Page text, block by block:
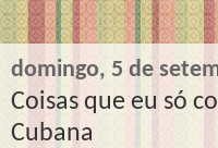
domingo, 5 de
Coisas que eu só
Cubana